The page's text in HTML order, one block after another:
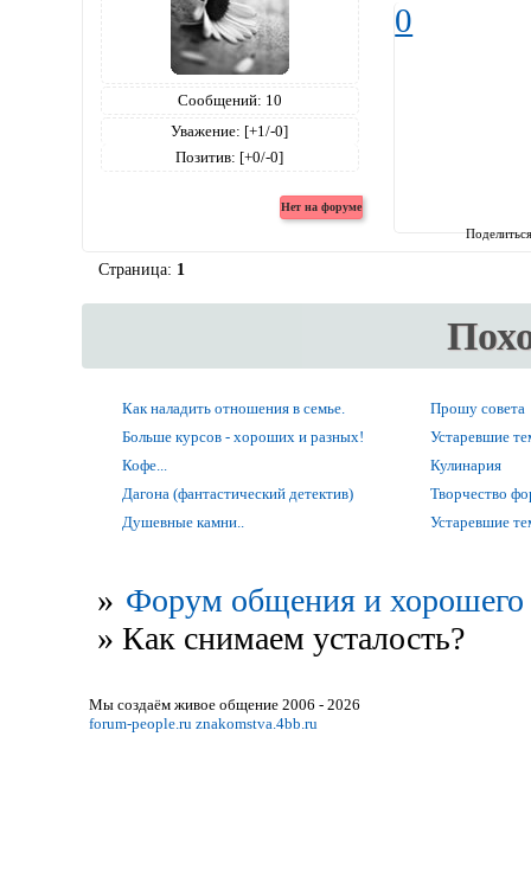
Сообщений: 10
Уважение: [+1/-0]
Позитив: [+0/-0]
0
Страница: 1
Как наладить отношения в семье.
Прошу совета
Больше курсов - хороших и разных!
Устаревшие
Кофе...
Кулинария
Дагона (фантастический детектив)
Творчество
Душевные камни..
Устаревшие
» Форум общения и хорошего
» Как снимаем усталость?
Мы создаём живое общение 2006 - 2026
forum-people.ru znakomstva.4bb.ru